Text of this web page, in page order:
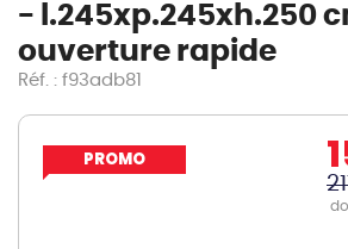
- l.245xp.245xh.250
ouverture rapide
Réf. : f93adb81
PROMO